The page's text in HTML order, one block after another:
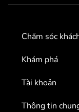
Chăm sóc
Khám phá
Tài khoản
Thông tin